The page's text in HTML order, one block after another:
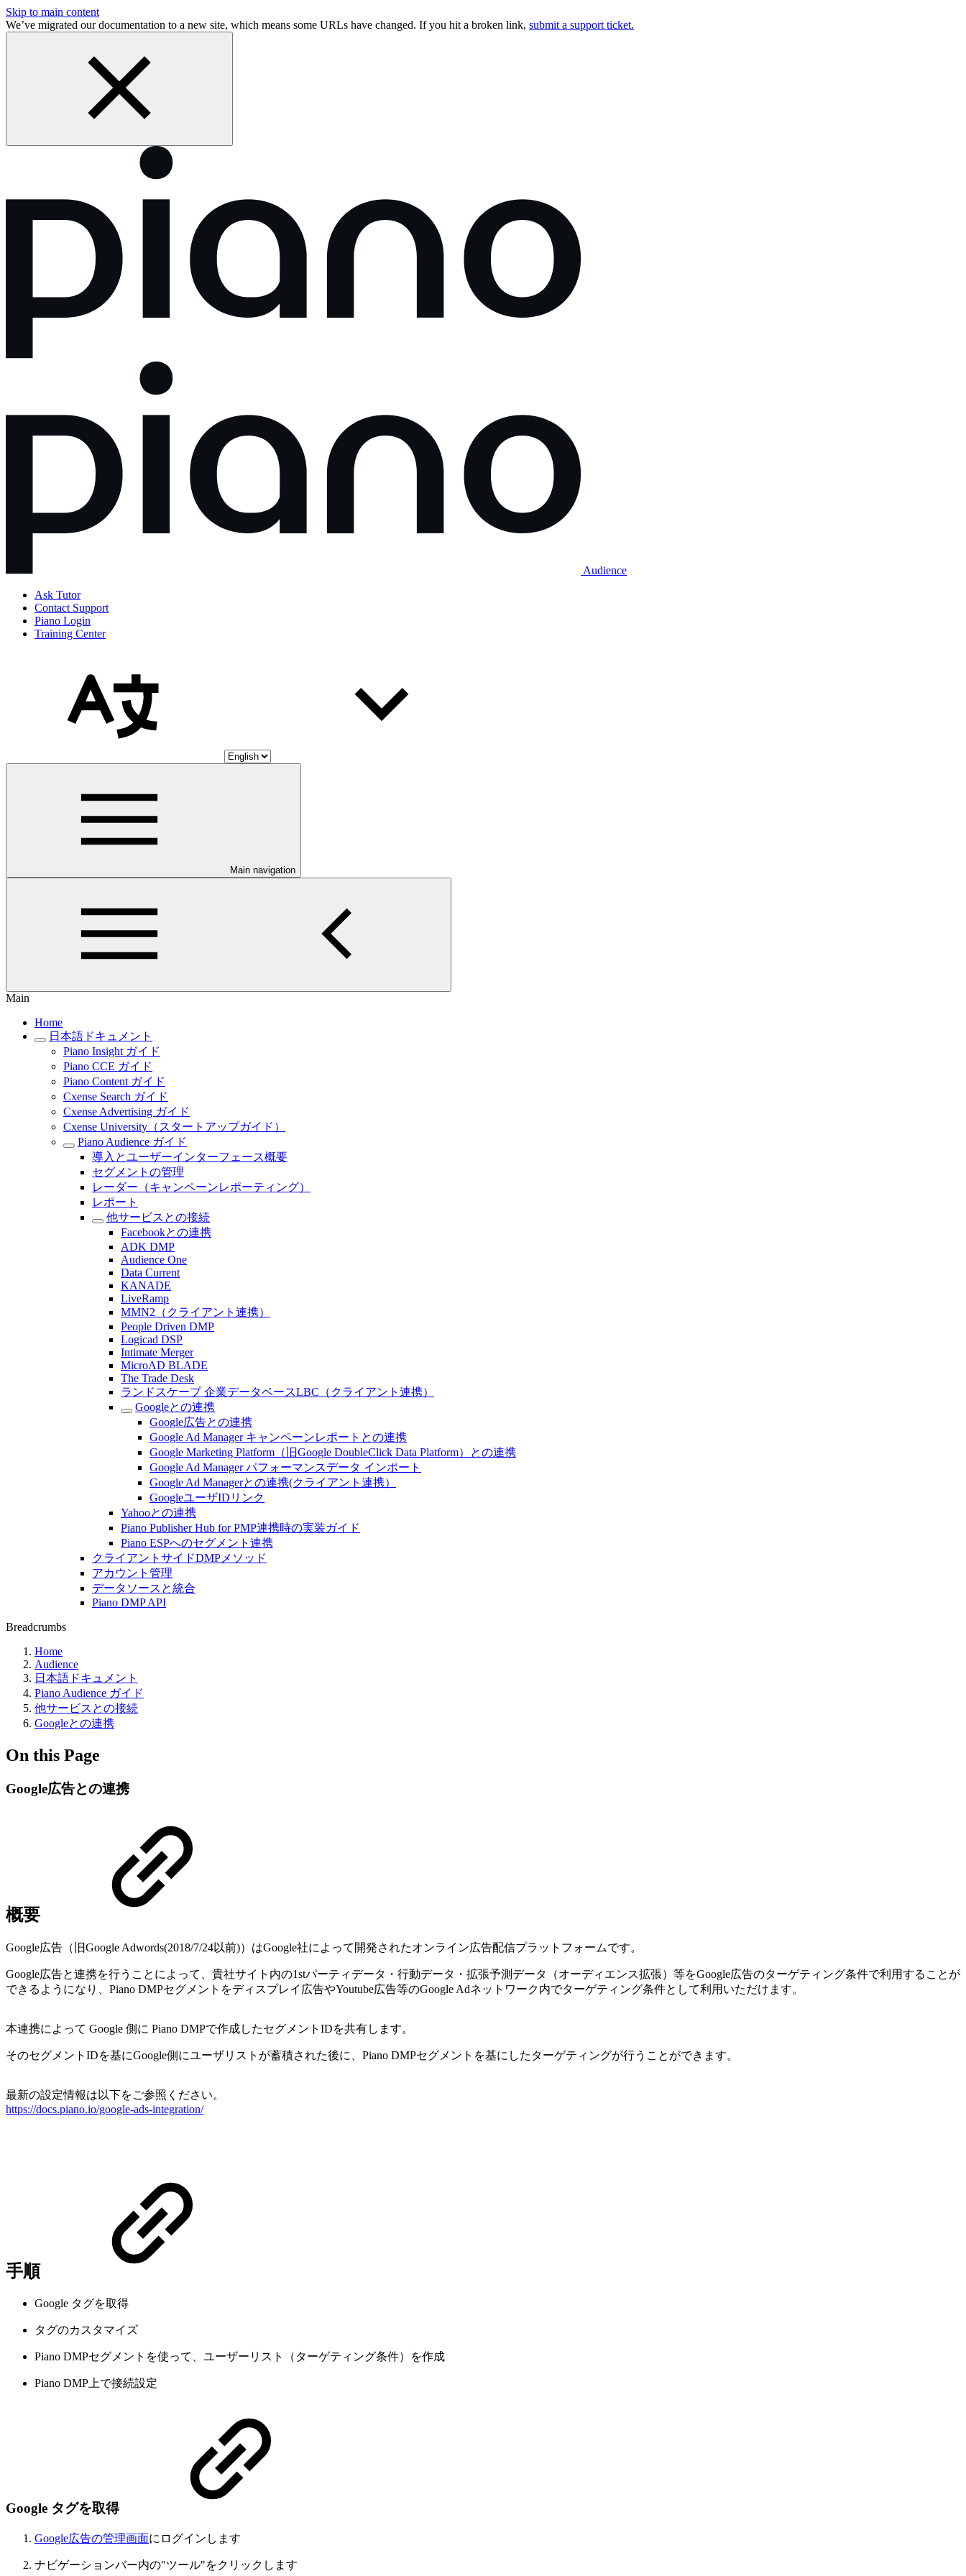
Skip to main content
We’ve migrated our documentation to a new site, which means some URLs have changed. If you hit a broken link, submit a support ticket.
Audience
Ask Tutor
Contact Support
Piano Login
Training Center
Main navigation
Main
Home
日本語ドキュメント
Piano Insight ガイド
Piano CCE ガイド
Piano Content ガイド
Cxense Search ガイド
Cxense Advertising ガイド
Cxense University（スタートアップガイド）
Piano Audience ガイド
導入とユーザーインターフェース概要
セグメントの管理
レーダー（キャンペーンレポーティング）
レポート
他サービスとの接続
Facebookとの連携
ADK DMP
Audience One
Data Current
KANADE
LiveRamp
MMN2（クライアント連携）
People Driven DMP
Logicad DSP
Intimate Merger
MicroAD BLADE
The Trade Desk
ランドスケープ 企業データベースLBC（クライアント連携）
Googleとの連携
Google広告との連携
Google Ad Manager キャンペーンレポートとの連携
Google Marketing Platform（旧Google DoubleClick Data Platform）との連携
Google Ad Manager パフォーマンスデータ インポート
Google Ad Managerとの連携(クライアント連携）
GoogleユーザIDリンク
Yahooとの連携
Piano Publisher Hub for PMP連携時の実装ガイド
Piano ESPへのセグメント連携
クライアントサイドDMPメソッド
アカウント管理
データソースと統合
Piano DMP API
Breadcrumbs
Home
Audience
日本語ドキュメント
Piano Audience ガイド
他サービスとの接続
Googleとの連携
On this Page
Google広告との連携
概要
Google広告（旧Google Adwords(2018/7/24以前)）はGoogle社によって開発されたオンライン広告配信プラットフォームです。
Google広告と連携を行うことによって、貴社サイト内の1stパーティデータ・行動データ・拡張予測データ（オーディエンス拡張）等をGoogle広告のターゲティング条件で利用することが
できるようになり、Piano DMPセグメントをディスプレイ広告やYoutube広告等のGoogle Adネットワーク内でターゲティング条件として利用いただけます。
本連携によって Google 側に Piano DMPで作成したセグメントIDを共有します。
そのセグメントIDを基にGoogle側にユーザリストが蓄積された後に、Piano DMPセグメントを基にしたターゲティングが行うことができます。
最新の設定情報は以下をご参照ください。
https://docs.piano.io/google-ads-integration/
手順
Google タグを取得
タグのカスタマイズ
Piano DMPセグメントを使って、ユーザーリスト（ターゲティング条件）を作成
Piano DMP上で接続設定
Google タグを取得
Google広告の管理画面にログインします
ナビゲーションバー内の"ツール"をクリックします